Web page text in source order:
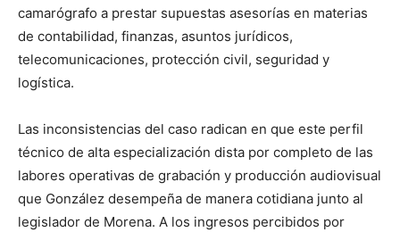
camarógrafo a prestar supuestas asesorías en materias
de contabilidad, finanzas, asuntos jurídicos,
telecomunicaciones, protección civil, seguridad y
logística.
Las inconsistencias del caso radican en que este perfil
técnico de alta especialización dista por completo de las
labores operativas de grabación y producción audiovisual
que González desempeña de manera cotidiana junto al
legislador de Morena. A los ingresos percibidos por